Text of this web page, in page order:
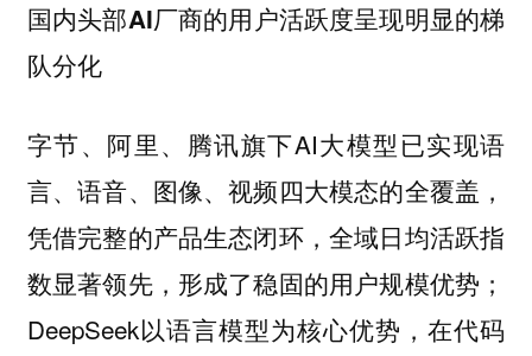
国内头部AI厂商的用户活跃度呈现明显的梯
队分化
字节、阿里、腾讯旗下AI大模型已实现语
言、语音、图像、视频四大模态的全覆盖，
凭借完整的产品生态闭环，全域日均活跃指
数显著领先，形成了稳固的用户规模优势；
DeepSeek以语言模型为核心优势，在代码